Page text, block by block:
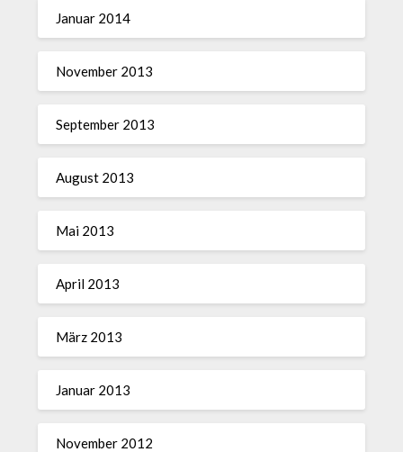
Januar 2014
November 2013
September 2013
August 2013
Mai 2013
April 2013
März 2013
Januar 2013
November 2012